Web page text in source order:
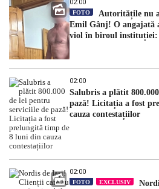
02:00
FOTO
Autoritățile nu
Emil Gânj! O angajată
viol în biroul instituției:
02:00
Salubris a plătit
pază! Licitația a fost
cauza contestațiilor
02:00
FOTO EXCLUSIV